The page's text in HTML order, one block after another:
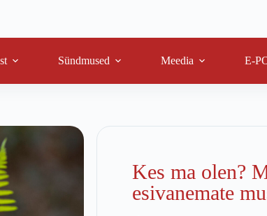
Sündmused Meedia E-
Kes ma olen?
esivanemate